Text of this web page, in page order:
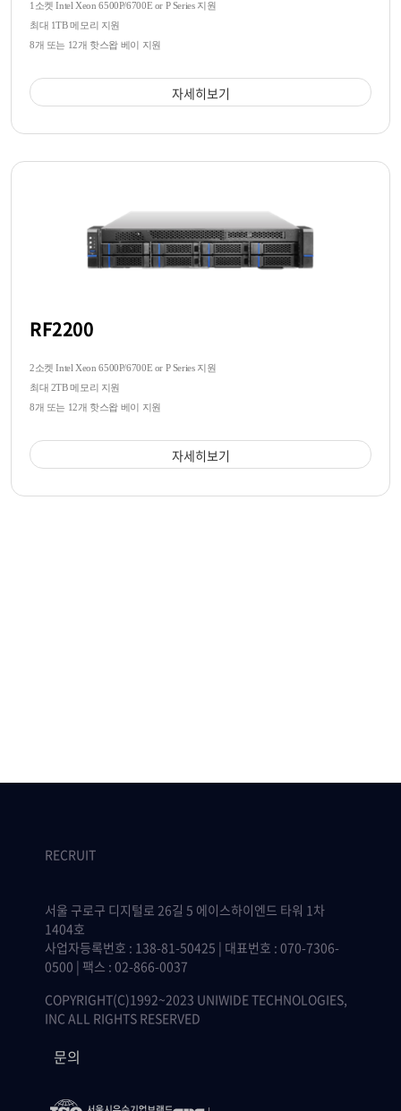
1소켓 Intel Xeon 6500P/6700E or P Series 지원
최대 1TB 메모리 지원
8개 또는 12개 핫스왑 베이 지원
자세히보기
RF2200
2소켓 Intel Xeon 6500P/6700E or P Series 지원
최대 2TB 메모리 지원
8개 또는 12개 핫스왑 베이 지원
자세히보기
RECRUIT
서울 구로구 디지털로 26길 5 에이스하이엔드 타워 1차
1404호
사업자등록번호 : 138-81-50425 | 대표번호 : 070-7306-
0500 | 팩스 : 02-866-0037
COPYRIGHT(C)1992~2023 UNIWIDE TECHNOLOGIES,
INC ALL RIGHTS RESERVED
문의